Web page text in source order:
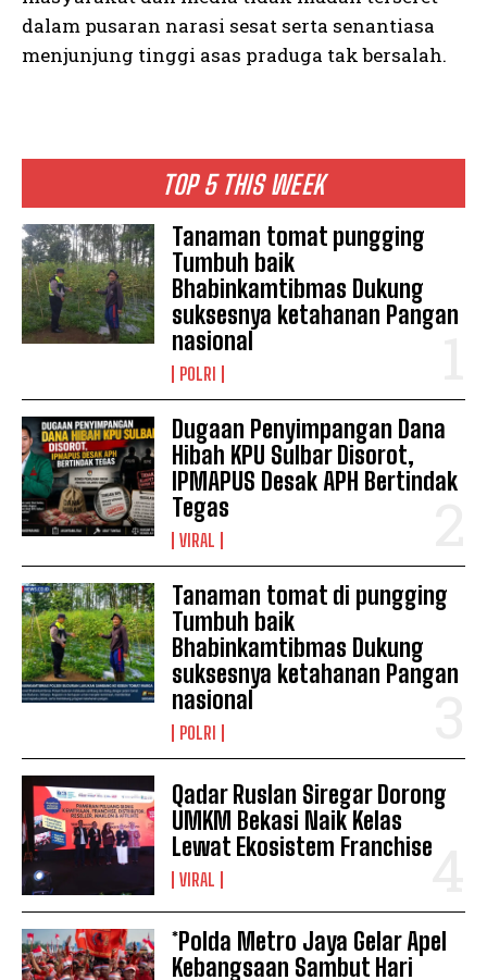
TOP 5 THIS WEEK
Tanaman tomat pungging
Tumbuh baik
Bhabinkamtibmas Dukung
suksesnya ketahanan Pangan
nasional
POLRI
Dugaan Penyimpangan Dana
Hibah KPU Sulbar Disorot,
IPMAPUS Desak APH Bertindak
Tegas
VIRAL
Tanaman tomat di pungging
Tumbuh baik
Bhabinkamtibmas Dukung
suksesnya ketahanan Pangan
nasional
POLRI
Qadar Ruslan Siregar Dorong
UMKM Bekasi Naik Kelas
Lewat Ekosistem Franchise
VIRAL
*Polda Metro Jaya Gelar Apel
Kebangsaan Sambut Hari
dalam pusaran narasi sesat serta senantiasa
menjunjung tinggi asas praduga tak bersalah.